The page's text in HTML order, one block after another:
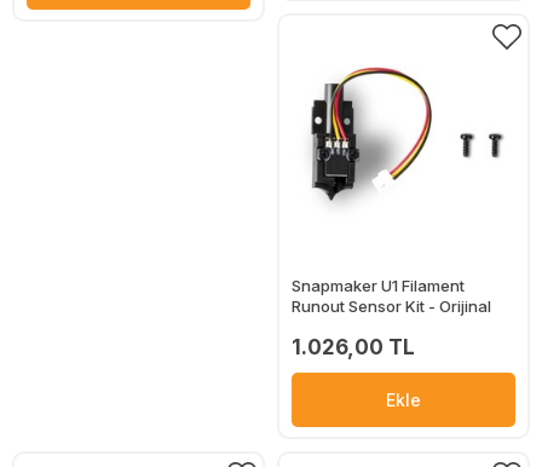
Snapmaker U1 Filament
Runout Sensor Kit - Orijinal
1.026,00 TL
Ekle